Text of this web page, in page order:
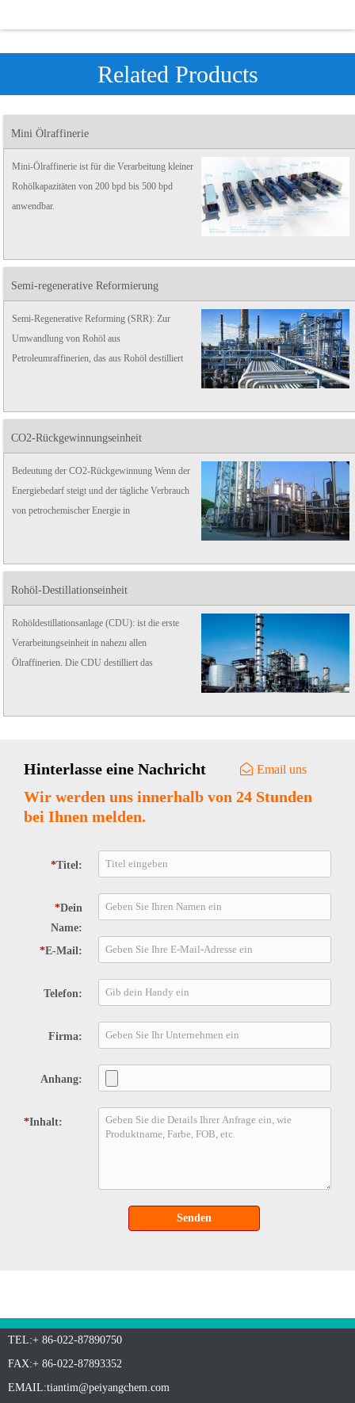
Related Products
Mini Ölraffinerie
Mini-Ölraffinerie ist für die Verarbeitung kleiner
Rohölkapazitäten von 200 bpd bis 500 bpd
anwendbar.
Semi-regenerative Reformierung
Semi-Regenerative Reforming (SRR): Zur
Umwandlung von Rohöl aus
Petroleumraffinerien, das aus Rohöl destilliert
Reformate, die ...
CO2-Rückgewinnungseinheit
Bedeutung der CO2-Rückgewinnung Wenn der
Energiebedarf steigt und der tägliche Verbrauch
von petrochemischer Energie in
sicherstellen und gleichzeitig ...
Rohöl-Destillationseinheit
Rohöldestillationsanlage (CDU): ist die erste
Verarbeitungseinheit in nahezu allen
Ölraffinerien. Die CDU destilliert das
Hinterlasse eine Nachricht Email uns
Wir werden uns innerhalb von 24 Stunden
bei Ihnen melden.
*Titel:
*Dein
Name:
*E-Mail:
Telefon:
Firma:
Anhang:
*Inhalt:
Senden
TEL:+ 86-022-87890750
FAX:+ 86-022-87893352
EMAIL:tiantim@peiyangchem.com